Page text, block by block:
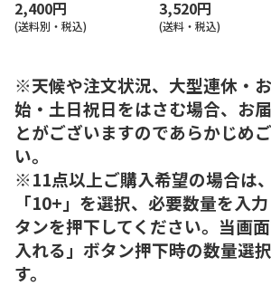
2,400円
(送料別・税込)
3,520円
(送料・税込)
※天候や注文状況、大型連休・
始・土日祝日をはさむ場合、お
とがございますのであらかじめ
い。
※11点以上ご購入希望の場合は
「10+」を選択、必要数量を入
タンを押下してください。当画
入れる」ボタン押下時の数量選
す。